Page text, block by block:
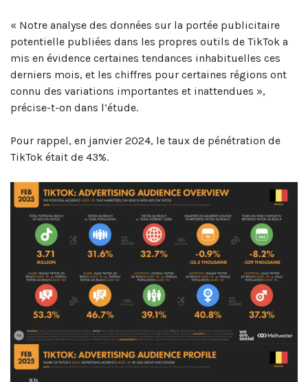
« Notre analyse des données sur la portée publicitaire
potentielle publiées dans les propres outils de TikTok a
mis en évidence certaines tendances inhabituelles ces
derniers mois, et les chiffres pour certaines régions ont
connu des variations importantes et inattendues »,
précise-t-on dans l’étude.
Pour rappel, en janvier 2024, le taux de pénétration de
TikTok était de 43%.